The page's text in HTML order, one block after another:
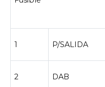
1 P/SALIDA
2 DAB